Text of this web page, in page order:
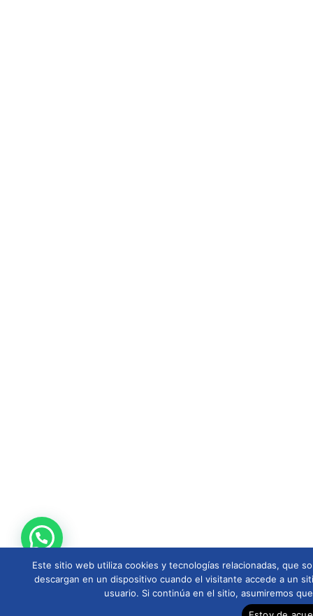
Este sitio web utiliza cookies y tecnologías relacionadas, que
descargan en un dispositivo cuando el visitante accede a un
usuario. Si continúa en el sitio, asumiremos